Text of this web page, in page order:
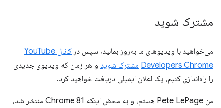
مشترک شوید
می‌خواهید با ویدیوهای ما به‌روز بمانید، سپس در
کانال YouTube
Developers Chrome مشترک شوید و هر زمان که ویدیوی جدیدی
را راه‌اندازی کنیم، یک اعلان ایمیلی دریافت خواهید کرد.
من Pete LePage هستم، و به محض اینکه Chrome 81 منتشر شد،